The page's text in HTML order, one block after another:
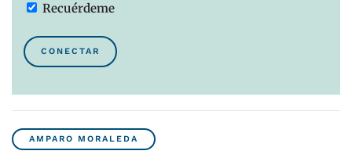
Recuérdeme
CONECTAR
AMPARO MORALEDA